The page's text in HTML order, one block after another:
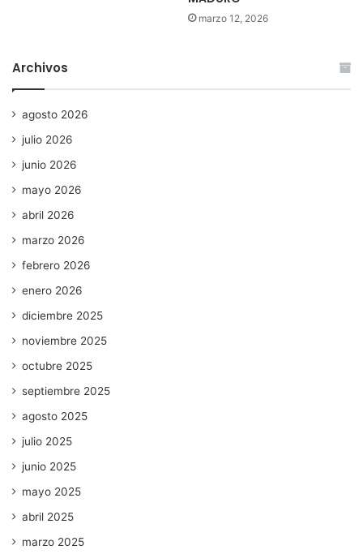
marzo 12, 2026
Archivos
agosto 2026
julio 2026
junio 2026
mayo 2026
abril 2026
marzo 2026
febrero 2026
enero 2026
diciembre 2025
noviembre 2025
octubre 2025
septiembre 2025
agosto 2025
julio 2025
junio 2025
mayo 2025
abril 2025
marzo 2025